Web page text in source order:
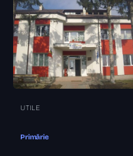
UTILE
Primărie